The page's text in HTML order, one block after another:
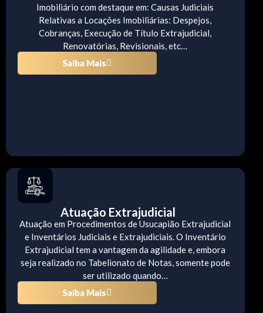
Imobiliário com destaque em: Causas Judiciais
Relativas a Locações Imobiliárias: Despejos,
Cobranças, Execução de Título Extrajudicial,
Renovatórias, Revisionais, etc…
Saiba Mais
Atuação Extrajudicial
Atuação em Procedimentos de Usucapião Extrajudicial
e Inventários Judiciais e Extrajudiciais. O Inventário
Extrajudicial tem a vantagem da agilidade e, embora
seja realizado no Tabelionato de Notas, somente pode
ser utilizado quando…
Saiba Mais